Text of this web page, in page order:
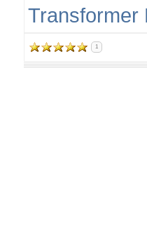
Transformer
1